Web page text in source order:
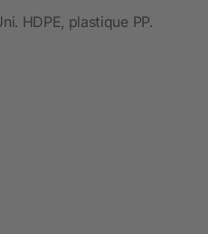
HDPE, plastique PP.